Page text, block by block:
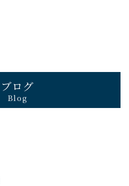
ブログ
Blog